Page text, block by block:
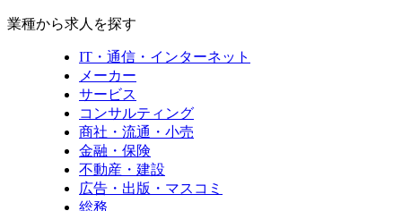
業種から求人を探す
IT・通信・インターネット
メーカー
サービス
コンサルティング
商社・流通・小売
金融・保険
不動産・建設
広告・出版・マスコミ
総務